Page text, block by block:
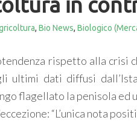
, Bio News, Biologico
rispetto alla crisi
ultimi dati diffusi
flagellato la penisola
“L’unica nota